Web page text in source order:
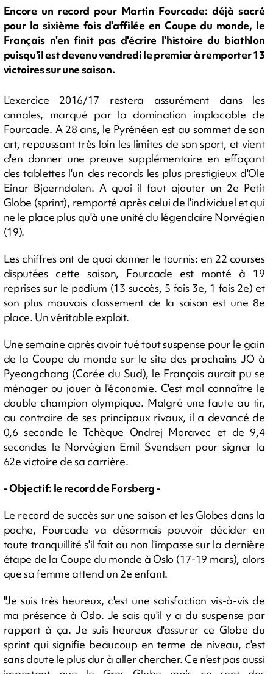
Encore un record pour Martin Fourcade: déjà sacré
pour la sixième fois d'affilée en Coupe du monde, le
Français n'en finit pas d'écrire l'histoire du biathlon
puisqu'il est devenu vendredi le premier à remporter 13
victoires sur une saison.
L'exercice 2016/17 restera assurément dans les
annales, marqué par la domination implacable de
Fourcade. A 28 ans, le Pyrénéen est au sommet de son
art, repoussant très loin les limites de son sport, et vient
d'en donner une preuve supplémentaire en effaçant
des tablettes l'un des records les plus prestigieux d'Ole
Einar Bjoerndalen. A quoi il faut ajouter un 2e Petit
Globe (sprint), remporté après celui de l'individuel et qui
ne le place plus qu'à une unité du légendaire Norvégien
(19).
Les chiffres ont de quoi donner le tournis: en 22 courses
disputées cette saison, Fourcade est monté à 19
reprises sur le podium (13 succès, 5 fois 3e, 1 fois 2e) et
son plus mauvais classement de la saison est une 8e
place. Un véritable exploit.
Une semaine après avoir tué tout suspense pour le gain
de la Coupe du monde sur le site des prochains JO à
Pyeongchang (Corée du Sud), le Français aurait pu se
ménager ou jouer à l'économie. C'est mal connaître le
double champion olympique. Malgré une faute au tir,
au contraire de ses principaux rivaux, il a devancé de
0,6 seconde le Tchèque Ondrej Moravec et de 9,4
secondes le Norvégien Emil Svendsen pour signer la
62e victoire de sa carrière.
- Objectif: le record de Forsberg -
Le record de succès sur une saison et les Globes dans la
poche, Fourcade va désormais pouvoir décider en
toute tranquillité s'il fait ou non l'impasse sur la dernière
étape de la Coupe du monde à Oslo (17-19 mars), alors
que sa femme attend un 2e enfant.
"Je suis très heureux, c'est une satisfaction vis-à-vis de
ma présence à Oslo. Je sais qu'il y a du suspense par
rapport à ça. Je suis heureux d'assurer ce Globe du
sprint qui signifie beaucoup en terme de niveau, c'est
sans doute le plus dur à aller chercher. Ce n'est pas aussi